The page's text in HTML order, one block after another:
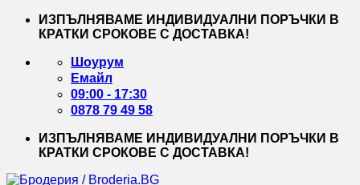
Skip
ИЗПЪЛНЯВАМЕ ИНДИВИДУАЛНИ ПОРЪЧКИ В
КРАТКИ СРОКОВЕ С ДОСТАВКА!
Шоурум
Емайл
09:00 - 17:30
0878 79 49 58
ИЗПЪЛНЯВАМЕ ИНДИВИДУАЛНИ ПОРЪЧКИ В
КРАТКИ СРОКОВЕ С ДОСТАВКА!